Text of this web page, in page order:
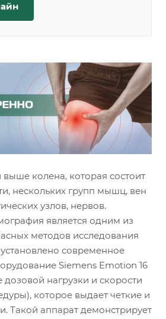
выше колена, которая состоит
нескольких групп мышц, вен
узлов, нервов.
является одним из
методов исследования
современное
Siemens Emotion 16
дозовой нагрузки и скорости
которое выдает четкие и
Такой аппарат демонстрирует